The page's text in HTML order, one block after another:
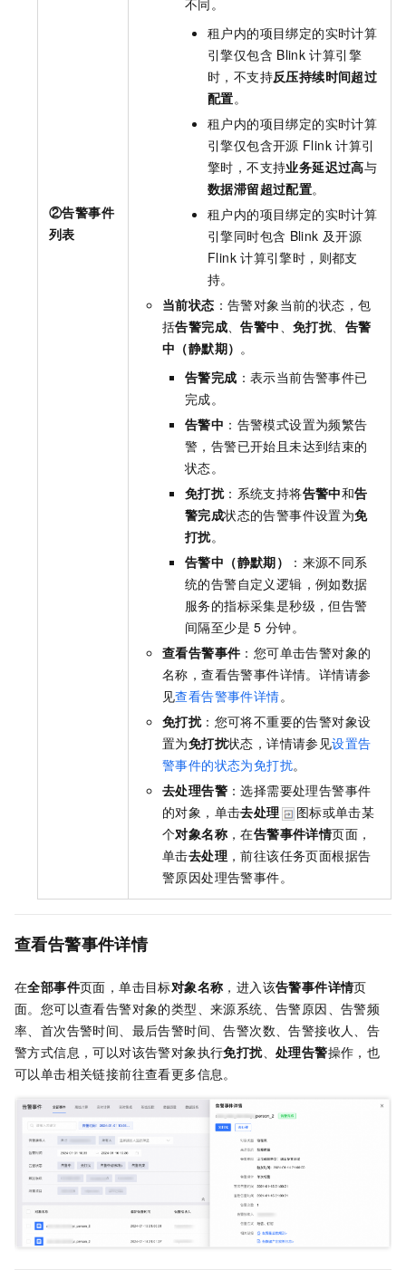
②告警事件
列表
不同。
租户内的项目绑定的实时计算
引擎仅包含 Blink 计算引擎
时，不支持反压持续时间超过
配置。
租户内的项目绑定的实时计算
引擎仅包含开源 Flink 计算引
擎时，不支持业务延迟过高与
数据滞留超过配置。
租户内的项目绑定的实时计算
引擎同时包含 Blink 及开源
Flink 计算引擎时，则都支
持。
当前状态 ：告警对象当前的状态，包
括告警完成、告警中、免打扰、 告警
中（静默期） 。
告警完成 ：表示当前告警事件已
完成。
告警中 ：告警模式设置为频繁告
警，告警已开始且未达到结束的
状态。
免打扰：系统支持将告警中和告
警完成状态的告警事件设置为免
打扰。
告警中（静默期）
：来源不同系
统的告警自定义逻辑，例如数据
服务的指标采集是秒级，但告警
间隔至少是 5 分钟。
查看告警事件 ：您可单击告警对象的
名称，查看告警事件详情。详情请参
见查看告警事件详情。
免打扰：您可将不重要的告警对象设
置为免打扰状态，详情请参见设置告
警事件的状态为免打扰。
去处理告警 ：选择需要处理告警事件
的对象，单击去处理
图标或单击某
个对象名称 ，在告警事件详情页面，
单击去处理 ，前往该任务页面根据告
警原因处理告警事件。
查看告警事件详情
在全部事件页面，单击目标对象名称 ，进入该告警事件详情页
面。您可以查看告警对象的类型、来源系统、告警原因、告警频
率、首次告警时间、最后告警时间、告警次数、告警接收人、告
警方式信息，可以对该告警对象执行免打扰、处理告警操作，也
可以单击相关链接前往查看更多信息。